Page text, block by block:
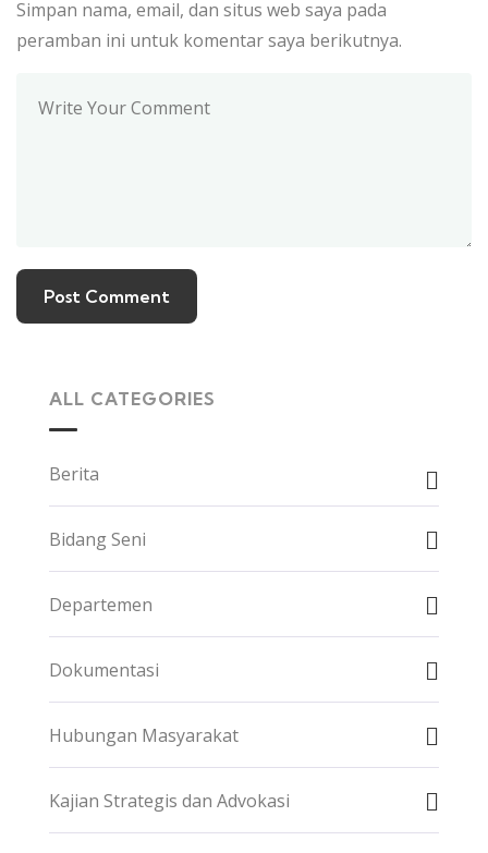
Simpan nama, email, dan situs web saya pada
peramban ini untuk komentar saya berikutnya.
ALL CATEGORIES
Berita
Bidang Seni
Departemen
Dokumentasi
Hubungan Masyarakat
Kajian Strategis dan Advokasi